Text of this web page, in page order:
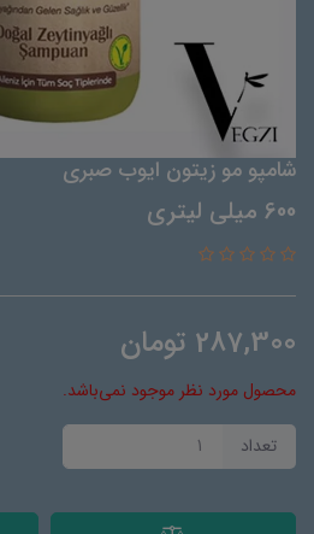
شامپو مو زیتون ایوب صبری
600 میلی لیتری
287,300 تومان
محصول مورد نظر موجود نمی‌باشد.
تعداد